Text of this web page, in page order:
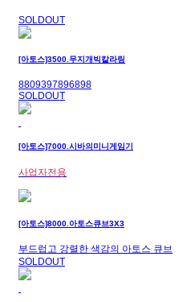
SOLDOUT
[아토스]3500.무지개빅칼라링
8809397896898
SOLDOUT
[아토스]7000.시바의미니게임기
사업자전용
[아토스]8000.아토스큐브3X3
부드럽고 강렬한 색감의 아토스 큐브
SOLDOUT